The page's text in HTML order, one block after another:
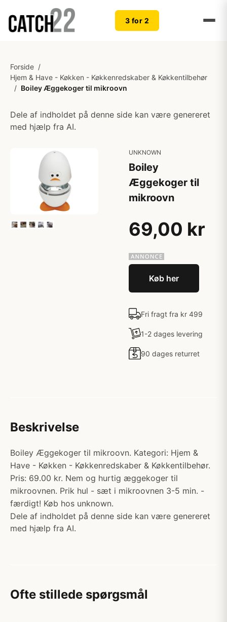
3 for 2
Forside /
Hjem & Have - Køkken - Køkkenredskaber & Køkkentilbehør
/ Boiley Æggekoger til mikroovn
Dele af indholdet på denne side kan være genereret
med hjælp fra AI.
UNKNOWN
Boiley
Æggekoger til
mikroovn
69,00 kr
Køb her
Fri fragt fra kr 499
1-2 dages levering
90 dages returret
Beskrivelse
Boiley Æggekoger til mikroovn. Kategori: Hjem &
Have - Køkken - Køkkenredskaber & Køkkentilbehør.
Pris: 69.00 kr. Nem og hurtig æggekoger til
mikroovnen. Prik hul - sæt i mikroovnen 3-5 min. -
færdigt! Køb hos unknown.
Dele af indholdet på denne side kan være genereret
med hjælp fra AI.
Ofte stillede spørgsmål